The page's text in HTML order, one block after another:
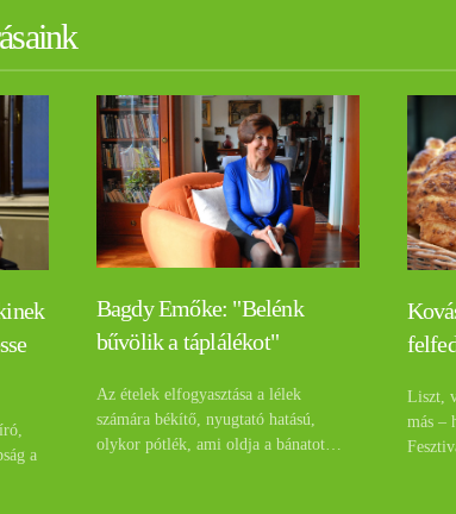
a
Bagdy Emőke: "Belénk
bűvölik a táplálékot"
Az ételek elfogyasztása a lélek
számára békítő, nyugtató hatású,
olykor pótlék, ami oldja a bánatot…
Liszt,
más –